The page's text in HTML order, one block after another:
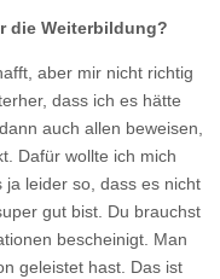
die Weiterbildung?
aber mir nicht richtig
dass ich es hätte
auch allen beweisen,
Dafür wollte ich mich
leider so, dass es nicht
gut bist. Du brauchst
bescheinigt. Man
geleistet hast. Das ist